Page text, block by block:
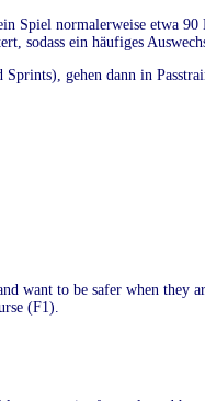
Spiel normalerweise etwa
sodass ein häufiges
gehen dann in
want to be safer when they
(F1).